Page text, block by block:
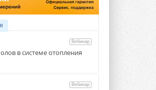
Вебинар
в системе отопления
Вебинар